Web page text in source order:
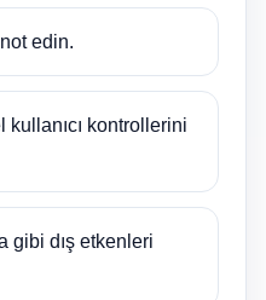
edin.
kullanıcı kontrollerini
gibi dış etkenleri